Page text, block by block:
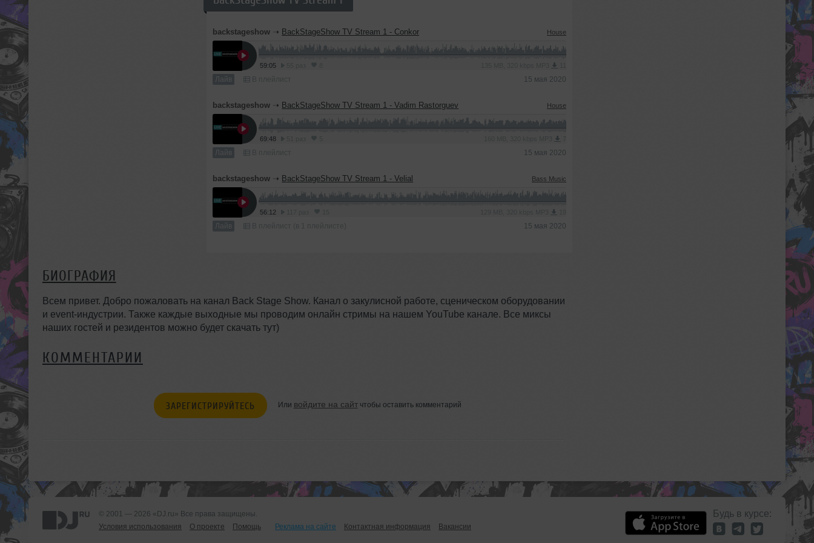
backstageshow ➝ BackStageShow TV Stream 1 - Conkor House
59:05
Лайв В плейлист 15 мая 2020
backstageshow ➝ BackStageShow TV Stream 1 - Vadim Rastorguev House
69:48
Лайв В плейлист 15 мая 2020
backstageshow ➝ BackStageShow TV Stream 1 - Velial Bass Music
56:12
Лайв В плейлист (в 1 плейлисте) 15 мая 2020
БИОГРАФИЯ
Всем привет. Добро пожаловать на канал Back Stage Show. Канал о закулисной работе, сценическом оборудовании
и event-индустрии. Также каждые выходные мы проводим онлайн стримы на нашем YouTube канале. Все миксы
наших гостей и резидентов можно будет скачать тут)
КОММЕНТАРИИ
ЗАРЕГИСТРИРУЙТЕСЬ Или войдите на сайтчтобы оставить комментарий
© 2001 — 2026 «DJ.ru» Все права защищены.
Условия использования
О проекте Помощь Реклама на сайте Контактная информация Вакансии
Будь в курсе: